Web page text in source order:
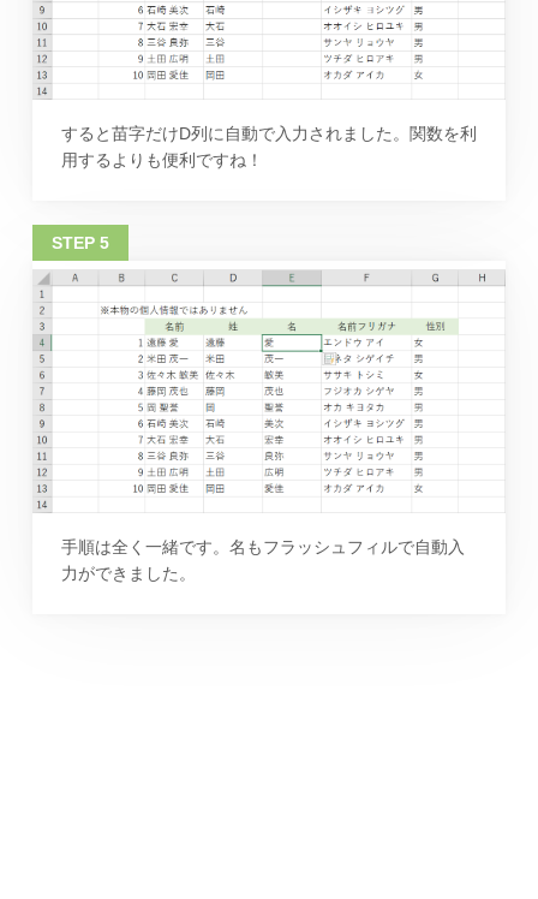
すると苗字だけD列に自動で入力されました。関数を利
用するよりも便利ですね！
手順は全く一緒です。名もフラッシュフィルで自動入
力ができました。